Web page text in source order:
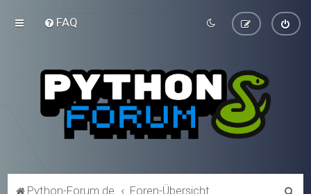
FAQ
Python-Forum.de Foren-Übersicht